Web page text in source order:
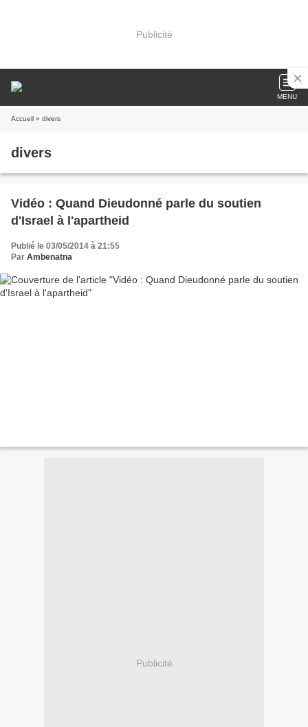
Publicité
MENU
Accueil » divers
divers
Vidéo : Quand Dieudonné parle du soutien
d'Israel à l'apartheid
Publié le 03/05/2014 à 21:55
Par Ambenatna
Publicité